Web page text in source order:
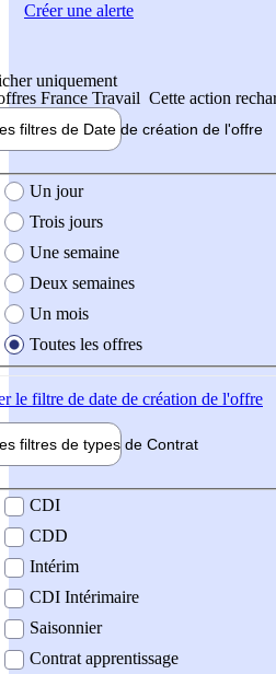
uniquement
France Travail Cette action
filtres de Date de création de l'offre
création de l'offre
Un jour
Trois jours
Une semaine
Deux semaines
Un mois
Toutes les offres
le filtre de date de création de l'offre
filtres de types de Contrat
contrat
CDI
CDD
Intérim
CDI Intérimaire
Saisonnier
Contrat apprentissage
Créer une alerte